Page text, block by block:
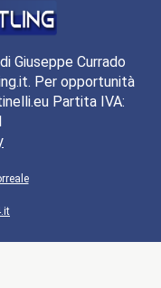
Giuseppe Currado
Per opportunità
Partita IVA: